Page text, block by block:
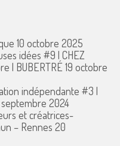
10 octobre 2025
idées #9 | CHEZ
| BUBERTRÉ 19 octobre
indépendante #3 |
2024
et créatrices-
– Rennes 20